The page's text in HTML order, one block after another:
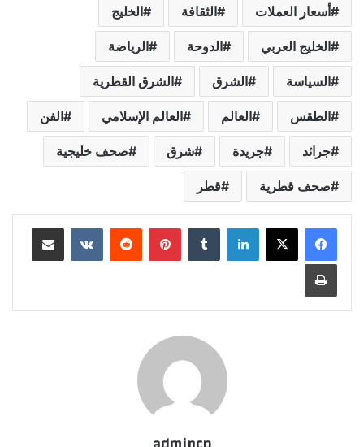
أسعار العملات الثقافة الخليج
الخليج العربي الدوحة الرياضة
السياسة الشرق الشرق القطرية
الطقس العالم العالم الإسلامي الفن
جرائد جريدة شرق صحف خليجية
صحف قطرية قطر
لينكدإن بينتيريست